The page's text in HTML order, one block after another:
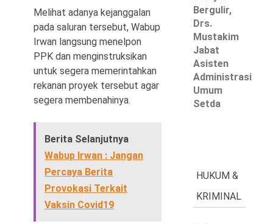
Melihat adanya kejanggalan
pada saluran tersebut, Wabup
Irwan langsung menelpon
PPK dan menginstruksikan
untuk segera memerintahkan
rekanan proyek tersebut agar
segera membenahinya.
Berita Selanjutnya
Wabup Irwan : Jangan
Percaya Berita
Provokasi Terkait
Vaksin Covid19
Bergulir,
Drs.
Mustakim
Jabat
Asisten
Administrasi
Umum
Setda
HUKUM &
KRIMINAL